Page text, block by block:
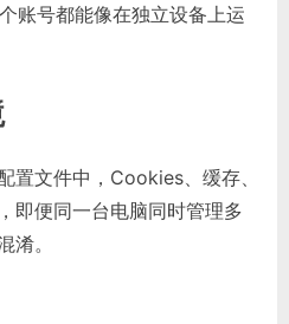
账号都能像在独立设备上运
置文件中，Cookies、缓存、
即便同一台电脑同时管理多
淆。